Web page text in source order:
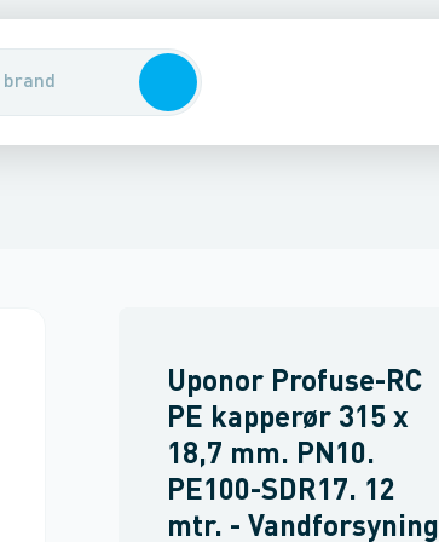
Uponor Profuse-RC
PE kapperør 315 x
18,7 mm. PN10.
PE100-SDR17. 12
mtr. - Vandforsyning